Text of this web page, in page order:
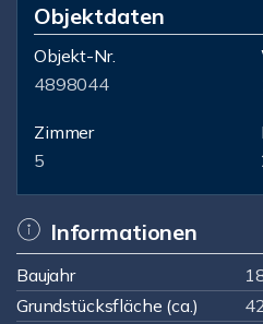
Objektdaten
Objekt-Nr.
4898044
Zimmer
5
Informationen
Baujahr
Grundstücksfläche (ca.)